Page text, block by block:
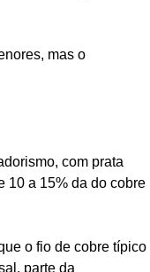
mas o
com prata
10 a 15% da do cobre
o fio de cobre típico
parte da